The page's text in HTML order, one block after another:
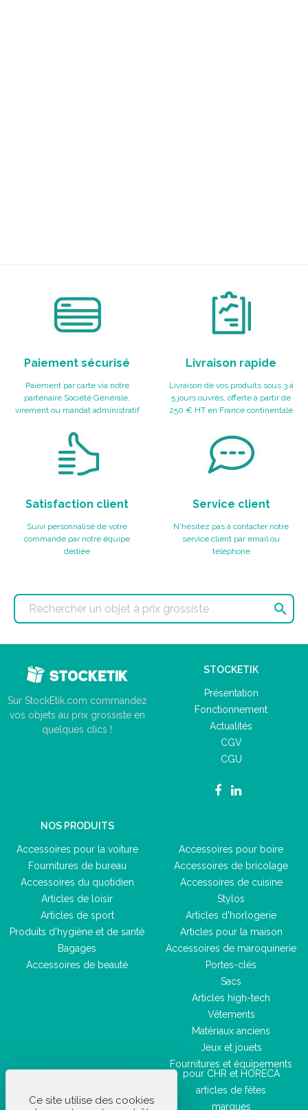
Paiement sécurisé
Paiement par carte via notre
partenaire Société Générale,
virement ou mandat administratif
Livraison rapide
Livraison de vos produits sous 3 à
5 jours ouvrés, offerte à partir de
250 € HT en France continentale
Satisfaction client
Suivi personnalisé de votre
commande par notre équipe
dédiée
Service client
N'hésitez pas à contacter notre
service client par email ou
téléphone

Sur StockEtik.com commandez
vos objets au prix grossiste en
quelques clics !
STOCKETIK
Présentation
Fonctionnement
Actualités
CGV
CGU
NOS PRODUITS
Accessoires pour la voiture
Fournitures de bureau
Accessoires du quotidien
Articles de loisir
Articles de sport
Produits d'hygiène et de santé
Bagages
Accessoires de beauté
Accessoires pour boire
Accessoires de bricolage
Accessoires de cuisine
Stylos
Articles d'horlogerie
Articles pour la maison
Accessoires de maroquinerie
Portes-clés
Sacs
Articles high-tech
Vêtements
Matériaux anciens
Jeux et jouets
Fournitures et équipements
pour CHR et HORECA
articles de fêtes
marques
Ce site utilise des cookies